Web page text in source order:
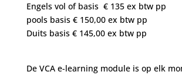
Engels vol of basis € 135 ex btw pp
pools basis € 150,00 ex btw pp
Duits basis € 145,00 ex btw pp
De VCA e-learning module is op elk